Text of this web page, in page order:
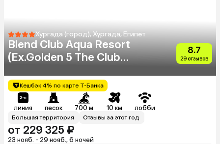
Хургада (город), Хургада, Египет
Blend Club Aqua Resort
(Ex.Golden 5 The Club
8.7
29 отзывов
Кешбэк 4% по карте Т-Банка
линия песок 700 м 10 км лобби
Большая территория Отзывы за этот год
от 229 325 ₽
23 нояб. - 29 нояб., 6 ночей